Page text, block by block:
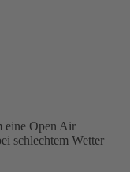
eine Open Air
schlechtem Wetter